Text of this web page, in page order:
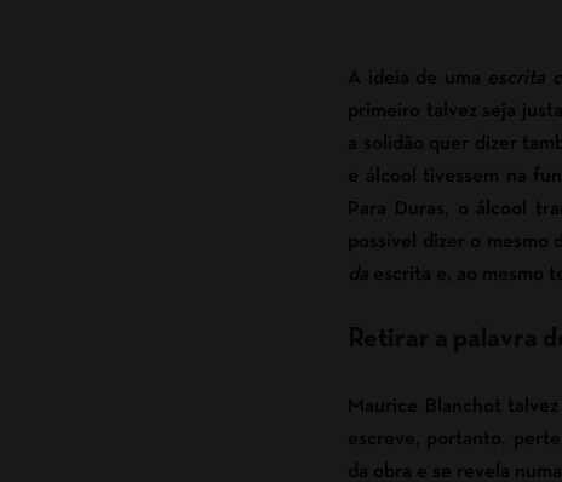
A ideia de uma escrita
primeiro talvez seja
a solidão quer dizer
e álcool tivessem na
Para Duras, o álcool
possível dizer o mesmo
da escrita e, ao mesmo
Maurice Blanchot
escreve, portanto,
da obra e se revela